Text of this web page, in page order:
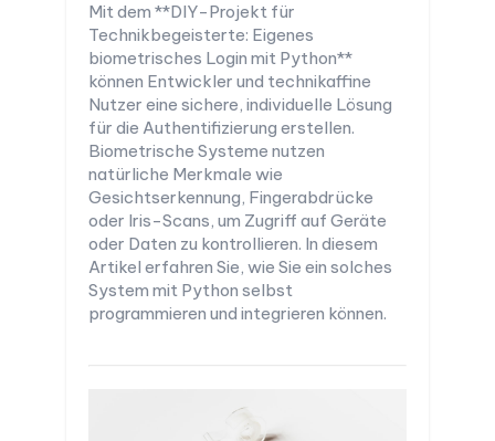
Mit dem **DIY-Projekt für
Technikbegeisterte: Eigenes
biometrisches Login mit Python**
können Entwickler und technikaffine
Nutzer eine sichere, individuelle Lösung
für die Authentifizierung erstellen.
Biometrische Systeme nutzen
natürliche Merkmale wie
Gesichtserkennung, Fingerabdrücke
oder Iris-Scans, um Zugriff auf Geräte
oder Daten zu kontrollieren. In diesem
Artikel erfahren Sie, wie Sie ein solches
System mit Python selbst
programmieren und integrieren können.